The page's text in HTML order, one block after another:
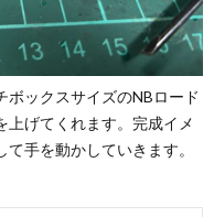
ボックスサイズのNBロード
上げてくれます。完成イメ
手を動かしていきます。